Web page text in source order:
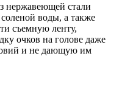
нержавеющей стали
воды, а также
съемную ленту,
очков на голове даже
и не дающую им